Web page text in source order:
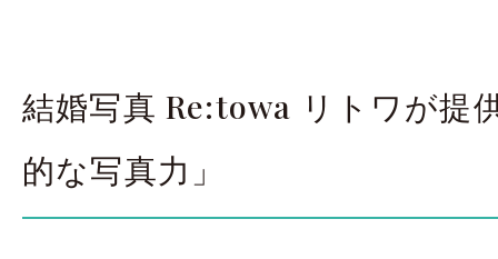
結婚写真 Re:towa リトワが提
的な写真力」